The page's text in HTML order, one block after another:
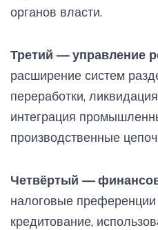
органов власти.
Третий — управление
расширение систем
переработки,
интеграция
производственные
Четвёртый —
налоговые преференции
кредитование,